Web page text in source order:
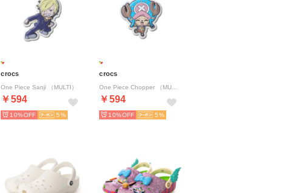
crocs
One Piece Sanji （MULTI）
￥594
10% 5
crocs
￥594
10% 5